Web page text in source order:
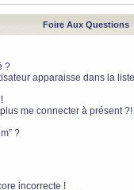
Foire Aux Questions
?
apparaisse dans la
me connecter à présent ?!
?
incorrecte !